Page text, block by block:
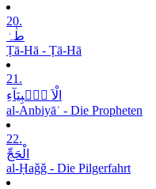
20.
طٰہٰ
Ṭā-Hā - Ṭā-Hā
21.
الْاَ نۡۢبِیَآءِ
al-Anbiyāʾ - Die Propheten
22.
الْحَجِّ
al-Ḥaǧǧ - Die Pilgerfahrt